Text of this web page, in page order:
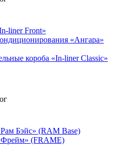
liner Front»
«Ангара»
короба «In-liner Classic»
Бэйс» (RAM Base)
(FRAME)